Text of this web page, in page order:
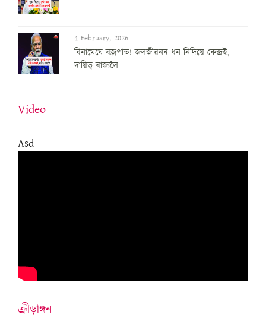
4 February, 2026
বিনামেঘে বজ্ৰপাত! জলজীৱনৰ ধন নিদিয়ে কেন্দ্ৰই,
দায়িত্ব ৰাজ্যলৈ
Video
Asd
ক্ৰীড়াঙ্গন